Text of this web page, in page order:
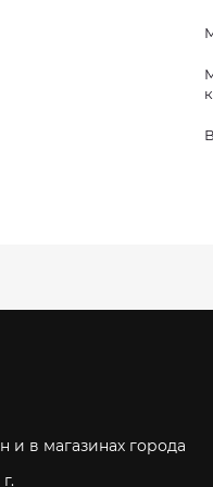
и в магазинах города